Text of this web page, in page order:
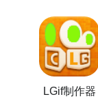
LGif制作器